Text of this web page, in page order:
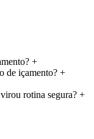
+
de içamento?+
rotina segura?+